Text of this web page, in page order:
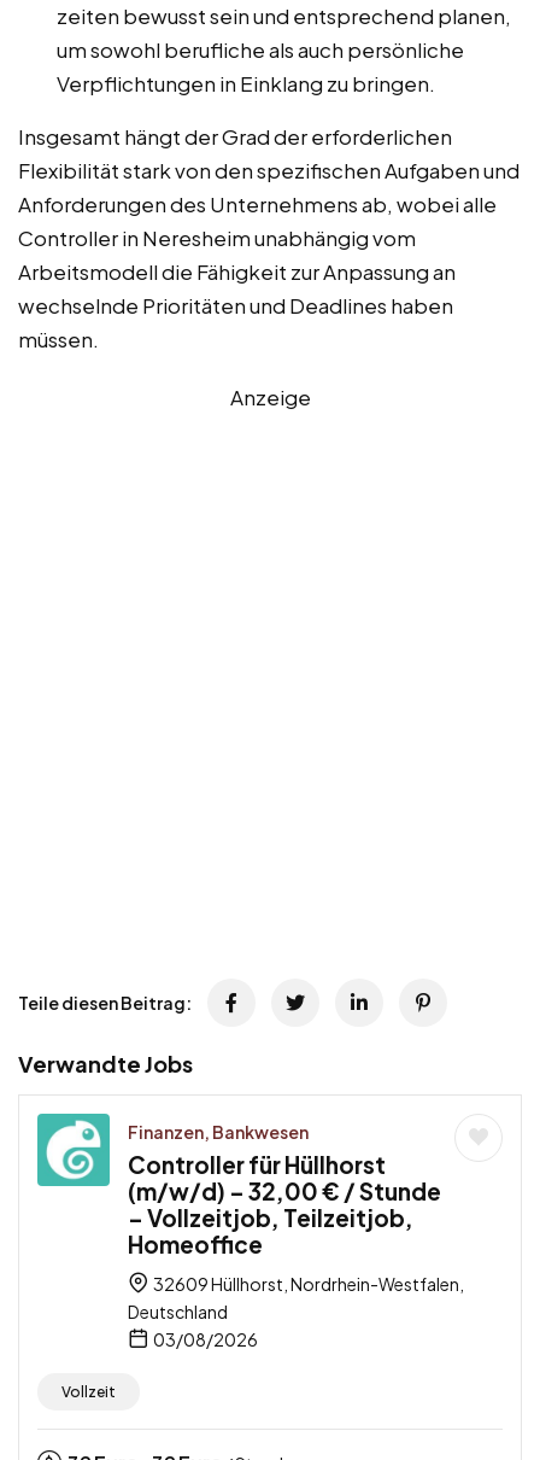
zeiten bewusst sein und entsprechend planen,
um sowohl berufliche als auch persönliche
Verpflichtungen in Einklang zu bringen.
Insgesamt hängt der Grad der erforderlichen
Flexibilität stark von den spezifischen Aufgaben und
Anforderungen des Unternehmens ab, wobei alle
Controller in Neresheim unabhängig vom
Arbeitsmodell die Fähigkeit zur Anpassung an
wechselnde Prioritäten und Deadlines haben
müssen.
Anzeige
Teile diesen Beitrag:
Verwandte Jobs
Finanzen, Bankwesen
Controller für Hüllhorst
(m/w/d) – 32,00 € / Stunde
– Vollzeitjob, Teilzeitjob,
Homeoffice
32609 Hüllhorst, Nordrhein-Westfalen,
Deutschland
03/08/2026
Vollzeit